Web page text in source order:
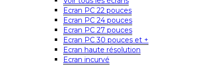
Ecran PC 22 pouces
Ecran PC 24 pouces
Ecran PC 27 pouces
Ecran PC 30 pouces et +
Ecran haute résolution
Ecran incurvé